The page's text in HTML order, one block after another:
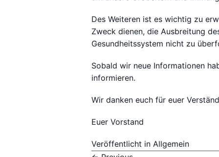
Des Weiteren ist es wichtig zu
Zweck dienen, die Ausbreitung
Gesundheitssystem nicht zu
Sobald wir neue Informationen
informieren.
Wir danken euch für euer
Euer Vorstand
Veröffentlicht in Allgemein